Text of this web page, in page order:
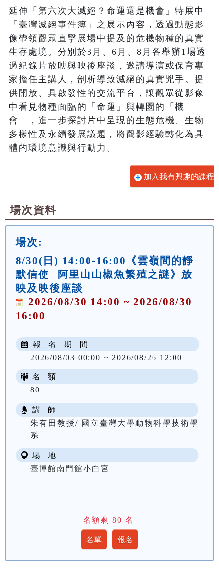
延伸「第六次大滅絕？命運還是機會」特展中
「臺灣滅絕事件簿」之展示內容，透過動態影
像帶領觀眾直擊展場中提及的危機物種的真實
生存處境。分別於3月、6月、8月各舉辦1場透
過紀錄片放映與映後座談，邀請導演或保育專
家擔任主講人，剖析導致滅絕的真實兇手。提
供開放、具啟發性的交流平台，讓觀眾從影像
中看見物種面臨的「命運」與轉圜的「機
會」，進一步探討片中呈現的生態危機、生物
多樣性及永續發展議題，將觀影經驗轉化為具
體的環境意識與行動力。
加入我有興趣的課程
場次資料
場次:
8/30(日) 14:00-16:00《雲嶺間的靜
默信使─阿里山山椒魚繁殖之謎》放
映及映後座談
2026/08/30 14:00 ~ 2026/08/30
16:00
報 名 期 間
2026/08/03 00:00 ~ 2026/08/26 12:00
名 額
80
講 師
朱有田教授/ 國立臺灣大學動物科學技術學
系
場 地
臺博館南門館小白宮
名額剩 80 名